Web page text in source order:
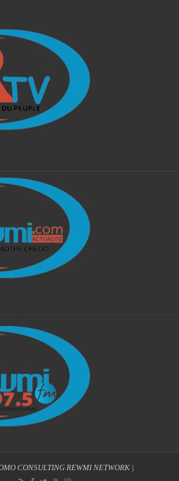
CONSULTING REWMI NETWORK|